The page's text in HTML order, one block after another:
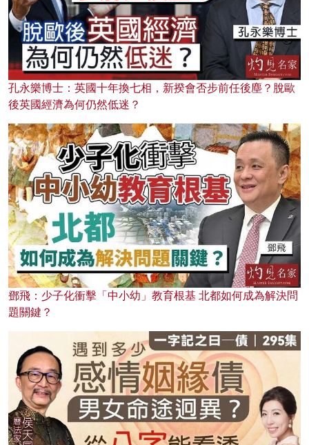
孔永樂博士：英國十年換七相，新揆會否步前任後塵？脫歐
後英國經濟為何仍然低迷？
鄧飛：少子化衝擊「中小幼」教育根基 北都如何成為解決問
題關鍵？